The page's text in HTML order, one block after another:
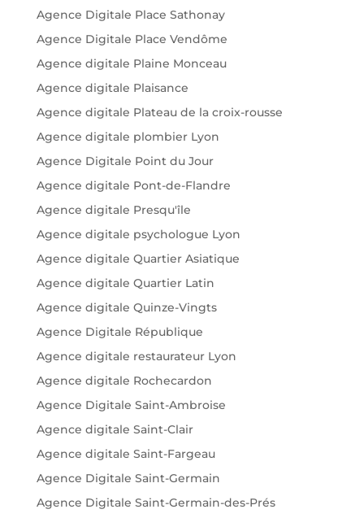
Agence Digitale Place Sathonay
Agence Digitale Place Vendôme
Agence digitale Plaine Monceau
Agence digitale Plaisance
Agence digitale Plateau de la croix-rousse
Agence digitale plombier Lyon
Agence Digitale Point du Jour
Agence digitale Pont-de-Flandre
Agence digitale Presqu'île
Agence digitale psychologue Lyon
Agence digitale Quartier Asiatique
Agence digitale Quartier Latin
Agence digitale Quinze-Vingts
Agence Digitale République
Agence digitale restaurateur Lyon
Agence digitale Rochecardon
Agence Digitale Saint-Ambroise
Agence digitale Saint-Clair
Agence digitale Saint-Fargeau
Agence Digitale Saint-Germain
Agence Digitale Saint-Germain-des-Prés